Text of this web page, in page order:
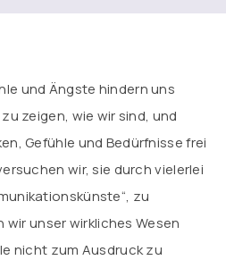
und Ängste hindern uns
zeigen, wie wir sind, und
Gefühle und Bedürfnisse frei
wir, sie durch vielerlei
zu
unser wirkliches Wesen
nicht zum Ausdruck zu